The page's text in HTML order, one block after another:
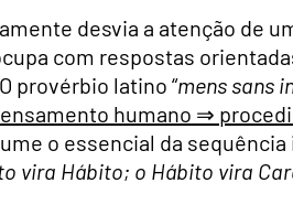
desvia a atenção de
com respostas
provérbio latino “mens sans
humano ⇒
o essencial da sequência
vira Hábito; o Hábito vira